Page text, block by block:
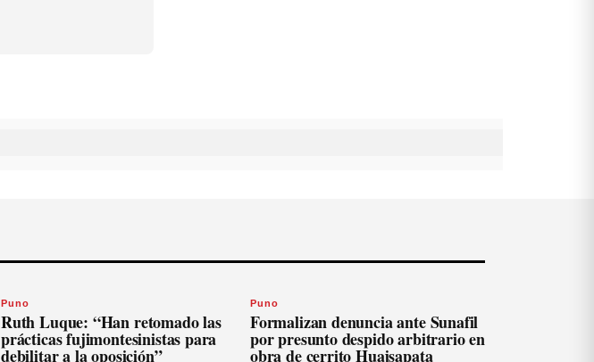
Puno
Ruth Luque: “Han retomado las
prácticas fujimontesinistas para
debilitar a la oposición”
Puno
Formalizan denuncia ante Sunafil
por presunto despido arbitrario en
obra de cerrito Huajsapata